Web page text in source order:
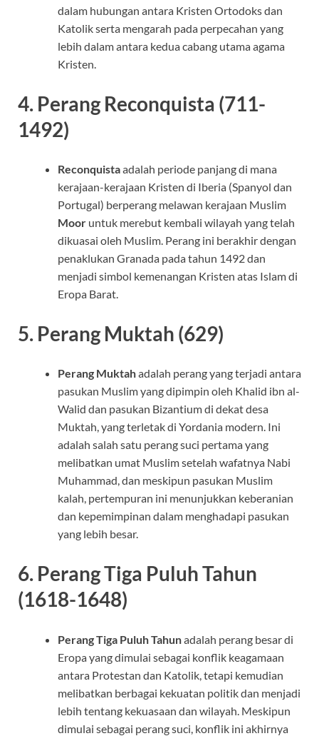
dalam hubungan antara Kristen Ortodoks dan
Katolik serta mengarah pada perpecahan yang
lebih dalam antara kedua cabang utama agama
Kristen.
4. Perang Reconquista (711-
1492)
Reconquistaadalah periode panjang di mana
kerajaan-kerajaan Kristen di Iberia (Spanyol dan
Portugal) berperang melawan kerajaan Muslim
Moor untuk merebut kembali wilayah yang telah
dikuasai oleh Muslim. Perang ini berakhir dengan
penaklukan Granada pada tahun 1492 dan
menjadi simbol kemenangan Kristen atas Islam di
Eropa Barat.
5. Perang Muktah (629)
Perang Muktahadalah perang yang terjadi antara
pasukan Muslim yang dipimpin oleh Khalid ibn al-
Walid dan pasukan Bizantium di dekat desa
Muktah, yang terletak di Yordania modern. Ini
adalah salah satu perang suci pertama yang
melibatkan umat Muslim setelah wafatnya Nabi
Muhammad, dan meskipun pasukan Muslim
kalah, pertempuran ini menunjukkan keberanian
dan kepemimpinan dalam menghadapi pasukan
yang lebih besar.
6. Perang Tiga Puluh Tahun
(1618-1648)
Perang Tiga Puluh Tahunadalah perang besar di
Eropa yang dimulai sebagai konflik keagamaan
antara Protestan dan Katolik, tetapi kemudian
melibatkan berbagai kekuatan politik dan menjadi
lebih tentang kekuasaan dan wilayah. Meskipun
dimulai sebagai perang suci, konflik ini akhirnya